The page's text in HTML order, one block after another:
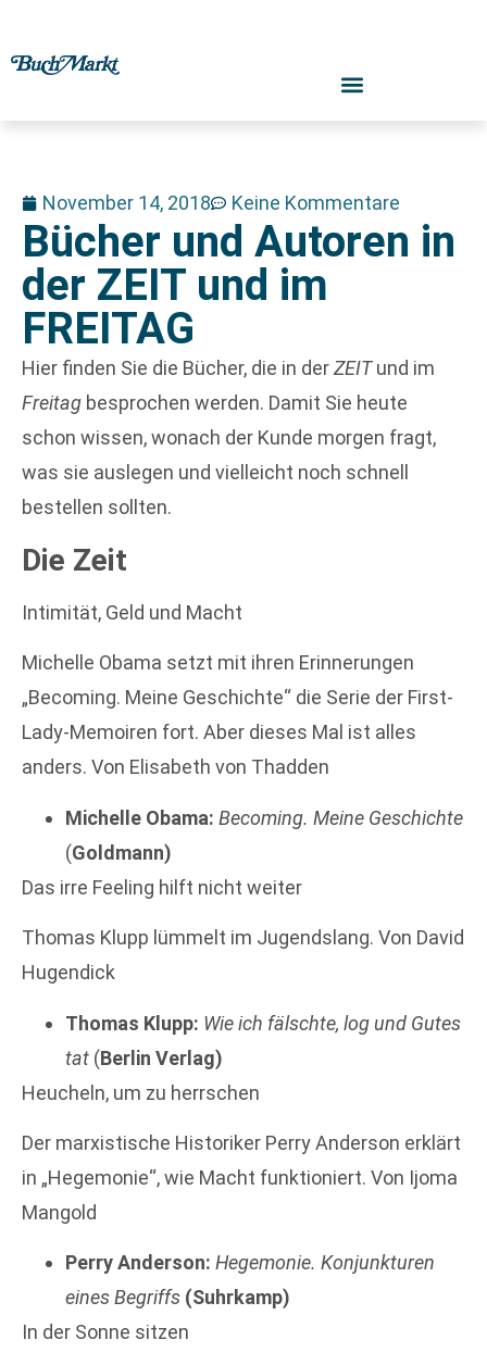
November 14, 2018 Keine Kommentare
Bücher und Autoren in
der ZEIT und im
FREITAG
Hier finden Sie die Bücher, die in derZEITund im
Freitag besprochen werden. Damit Sie heute
schon wissen, wonach der Kunde morgen fragt,
was sie auslegen und vielleicht noch schnell
bestellen sollten.
Die Zeit
Intimität, Geld und Macht
Michelle Obama setzt mit ihren Erinnerungen
„Becoming. Meine Geschichte“ die Serie der First-
Lady-Memoiren fort. Aber dieses Mal ist alles
anders. Von Elisabeth von Thadden
Michelle Obama: Becoming. Meine Geschichte
(Goldmann)
Das irre Feeling hilft nicht weiter
Thomas Klupp lümmelt im Jugendslang. Von David
Hugendick
Thomas Klupp: Wie ich fälschte, log und Gutes
tat (Berlin Verlag)
Heucheln, um zu herrschen
Der marxistische Historiker Perry Anderson erklärt
in „Hegemonie“, wie Macht funktioniert. Von Ijoma
Mangold
Perry Anderson: Hegemonie. Konjunkturen
eines Begriffs (Suhrkamp)
In der Sonne sitzen